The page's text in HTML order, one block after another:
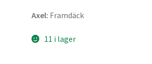
Axel: Framdäck
11 i lager